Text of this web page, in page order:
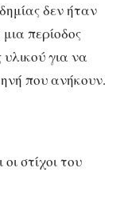
δεν ήταν
περίοδος
για να
που ανήκουν.
στίχοι του